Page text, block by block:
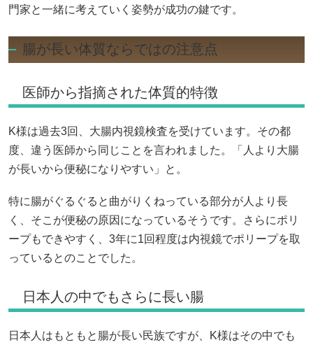
門家と一緒に考えていく姿勢が成功の鍵です。
腸が長い体質ならではの注意点
医師から指摘された体質的特徴
K様は過去3回、大腸内視鏡検査を受けています。その都
度、違う医師から同じことを言われました。「人より大腸
が長いから便秘になりやすい」と。
特に腸がぐるぐると曲がりくねっている部分が人より長
く、そこが便秘の原因になっているそうです。さらにポリ
ープもできやすく、3年に1回程度は内視鏡でポリープを取
っているとのことでした。
日本人の中でもさらに長い腸
日本人はもともと腸が長い民族ですが、K様はその中でも